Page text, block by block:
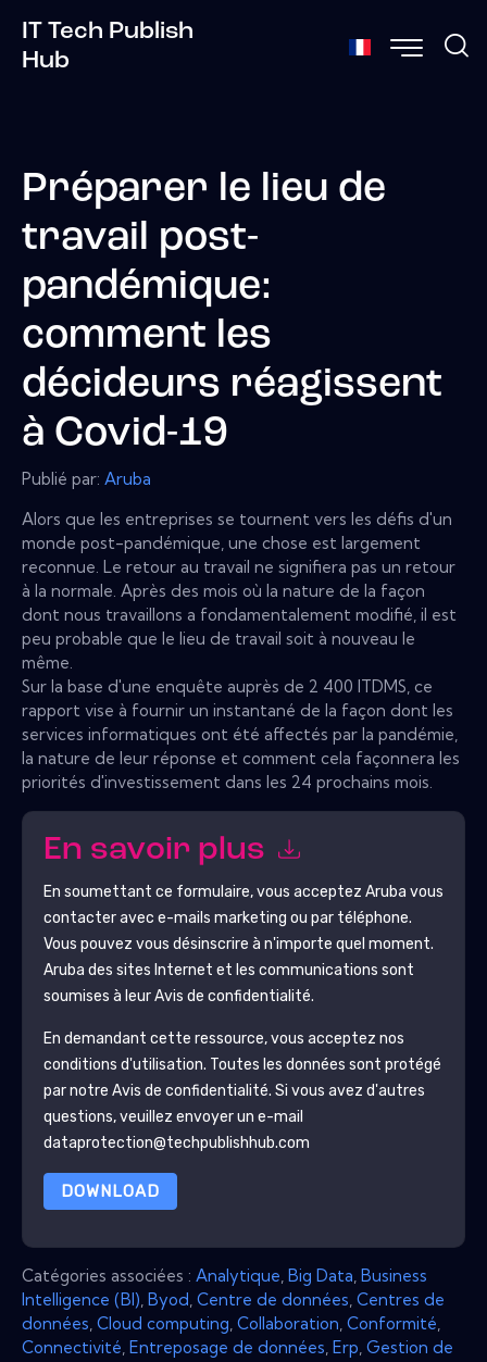
IT Tech Publish
Hub
Préparer le lieu de
travail post-
pandémique:
comment les
décideurs réagissent
à Covid-19
Publié par: Aruba
Alors que les entreprises se tournent vers les défis d'un
monde post-pandémique, une chose est largement
reconnue. Le retour au travail ne signifiera pas un retour
à la normale. Après des mois où la nature de la façon
dont nous travaillons a fondamentalement modifié, il est
peu probable que le lieu de travail soit à nouveau le
même.
Sur la base d'une enquête auprès de 2 400 ITDMS, ce
rapport vise à fournir un instantané de la façon dont les
services informatiques ont été affectés par la pandémie,
la nature de leur réponse et comment cela façonnera les
priorités d'investissement dans les 24 prochains mois.
En savoir plus
En soumettant ce formulaire, vous acceptez Aruba vous
contacter avec e-mails marketing ou par téléphone.
Vous pouvez vous désinscrire à n'importe quel moment.
Aruba des sites Internet et les communications sont
soumises à leur Avis de confidentialité.
En demandant cette ressource, vous acceptez nos
conditions d'utilisation. Toutes les données sont protégé
par notre Avis de confidentialité. Si vous avez d'autres
questions, veuillez envoyer un e-mail
dataprotection@techpublishhub.com
DOWNLOAD
Catégories associées : Analytique Big Data Business
Intelligence (BI) Byod Centre de données Centres de
données Cloud computing Collaboration Conformité
Connectivité Entreposage de données Erp Gestion de